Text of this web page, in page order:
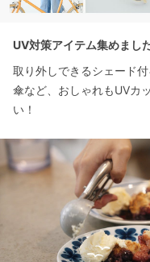
UV対策アイテム集めまし
取り外しできるシェード
傘など、おしゃれもUVカ
い！